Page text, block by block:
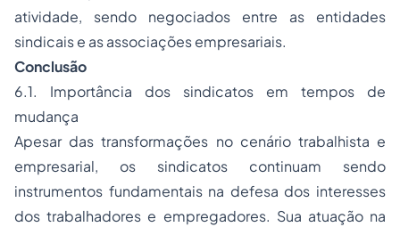
atividade, sendo negociados entre as entidades
sindicais e as associações empresariais.
Conclusão
6.1. Importância dos sindicatos em tempos de
mudança
Apesar das transformações no cenário trabalhista e
empresarial, os sindicatos continuam sendo
instrumentos fundamentais na defesa dos interesses
dos trabalhadores e empregadores. Sua atuação na